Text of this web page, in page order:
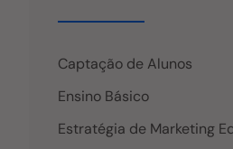
Captação de Alunos
Ensino Básico
Estratégia de Marketing